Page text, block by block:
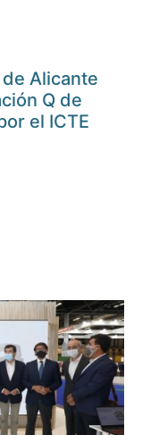
Alicante
Q de
el ICTE